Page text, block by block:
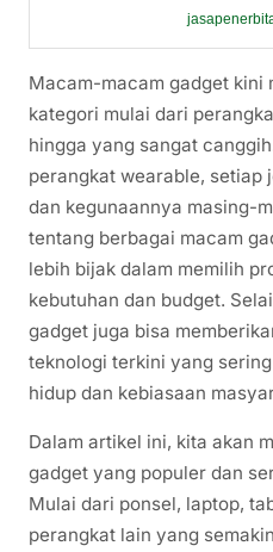
Macam-macam gadget kini
kategori mulai dari
hingga yang sangat
perangkat wearable, setiap
dan kegunaannya masing-
tentang berbagai macam
lebih bijak dalam memilih
kebutuhan dan budget.
gadget juga bisa
teknologi terkini yang
hidup dan kebiasaan
Dalam artikel ini, kita akan
gadget yang populer dan
Mulai dari ponsel, laptop,
perangkat lain yang